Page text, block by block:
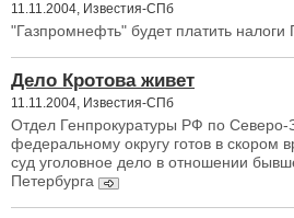
11.11.2004, Известия-СПб
"Газпромнефть" будет платить налоги
Дело Кротова живет
11.11.2004, Известия-СПб
Отдел Генпрокуратуры РФ по Северо-
федеральному округу готов в скором
суд уголовное дело в отношении
Петербурга